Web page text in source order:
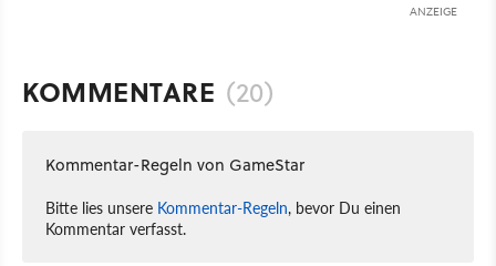
ANZEIGE
KOMMENTARE (20)
Kommentar-Regeln von GameStar
Bitte lies unsere Kommentar-Regeln, bevor Du einen
Kommentar verfasst.